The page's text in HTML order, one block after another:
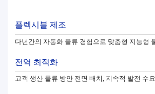
플렉시블 제조
다년간의 자동화 물류 경험으로 맞춤형 지능형
전역 최적화
고객 생산 물류 방안 전면 배치, 지속적 발전 수